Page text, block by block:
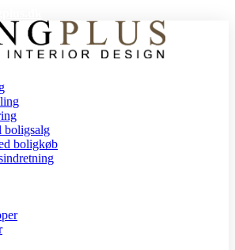
boligkøb